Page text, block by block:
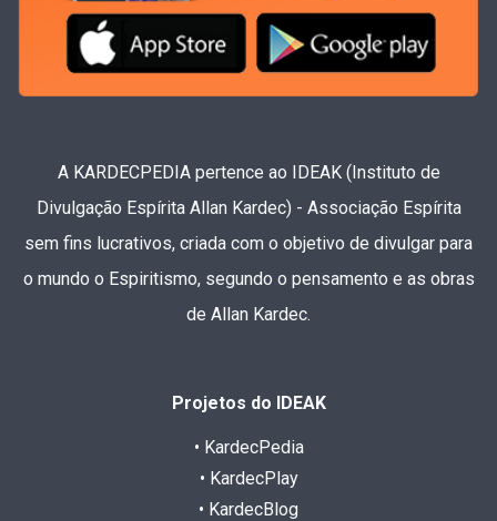
A KARDECPEDIA pertence ao IDEAK (Instituto de
Divulgação Espírita Allan Kardec) - Associação Espírita
sem fins lucrativos, criada com o objetivo de divulgar para
o mundo o Espiritismo, segundo o pensamento e as obras
de Allan Kardec.
Projetos do IDEAK
• KardecPedia
• KardecPlay
• KardecBlog